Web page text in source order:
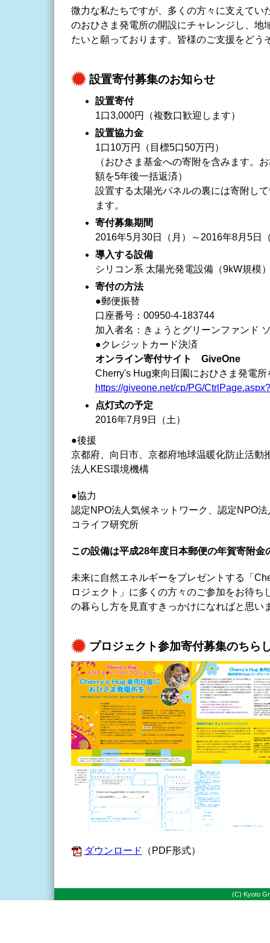
微力な私たちですが、多くの方々に支えてい
のおひさま発電所の開設にチャレンジし、地
たいと願っております。皆様のご支援をどう
設置寄付募集のお知らせ
設置寄付
1口3,000円（複数口歓迎します）
設置協力金
1口10万円（目標5口50万円）
（おひさま基金への寄附を含みます。
額を5年後一括返済）
設置する太陽光パネルの裏には寄附し
ます。
寄付募集期間
2016年5月30日（月）～2016年8月5日
導入する設備
シリコン系 太陽光発電設備（9kW規模
寄付の方法
●郵便振替
口座番号：00950-4-183744
加入者名：きょうとグリーンファンド
●クレジットカード決済
オンライン寄付サイト GiveOne
Cherry's Hug東向日園におひさま発電所
https://giveone.net/cp/PG/
点灯式の予定
2016年7月9日（土）
●後援
京都府、向日市、京都府地球温暖化防止活動
法人KES環境機構
●協力
認定NPO法人気候ネットワーク、認定NPO
コライフ研究所
この設備は平成28年度日本郵便の年賀寄附金
未来に自然エネルギーをプレゼントする「
ロジェクト」に多くの方々のご参加をお待ち
の暮らし方を見直すきっかけになればと思い
プロジェクト参加寄付募集のちら
ダウンロード （PDF形式）
(C) Kyoto